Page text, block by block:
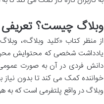
وبلاگ چیست؟ تعریفی
از منظر کتاب «کلید وبلاگ»،
یادداشت شخصی که محتوایش
دانش فردی در آن به صورت عمومی
خواننده کمک می کند تا بدون نیاز
وبلاگ در واقع پلتفرمی است که به